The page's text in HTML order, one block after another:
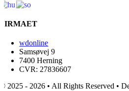
FIRMAET
wdonline
Samsøvej 9
7400 Herning
CVR: 27836607
© 2025 - 2026 • All Rights Reserved •